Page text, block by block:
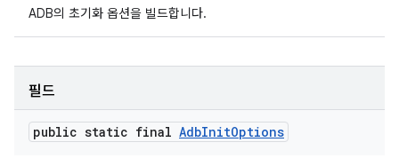
ADB의 초기화 옵션을 빌드합니다.
필드
public static final AdbInitOptions